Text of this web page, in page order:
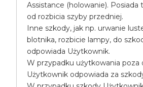
Assistance (holowanie).
od rozbicia szyby przedniej.
Inne szkody, jak np. urwanie
blotnika, rozbicie lampy, do
odpowiada Użytkownik.
W przypadku użytkowania poza
Użytkownik odpowiada za